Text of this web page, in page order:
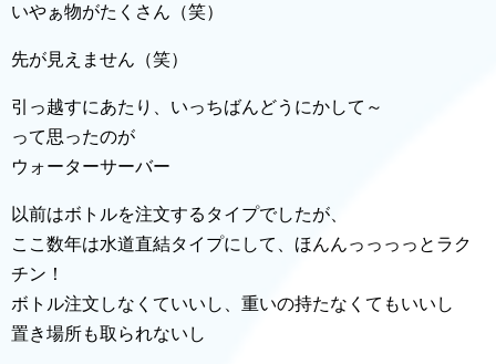
いやぁ物がたくさん（笑）
先が見えません（笑）
引っ越すにあたり、いっちばんどうにかして～
って思ったのが
ウォーターサーバー
以前はボトルを注文するタイプでしたが、
ここ数年は水道直結タイプにして、ほんんっっっっとラク
チン！
ボトル注文しなくていいし、重いの持たなくてもいいし
置き場所も取られないし